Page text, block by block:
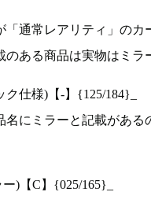
通常レアリティ」の
ある商品は実物はミラ
仕様)【-】{125/184}_
にミラーと記載があ
)【C】{025/165}_